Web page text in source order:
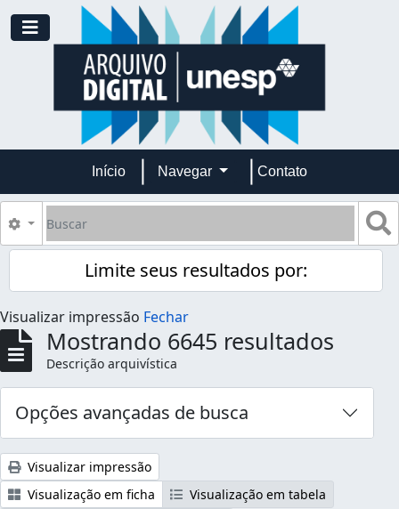
Skip to main content
Toggle navigation
Início Navegar Contato
Buscar
Opções de busca
Limite seus resultados por:
Visualizar impressão Fechar
Mostrando 6645 resultados
Descrição arquivística
Opções avançadas de busca
Visualizar impressão
Visualização em ficha
Visualização em tabela